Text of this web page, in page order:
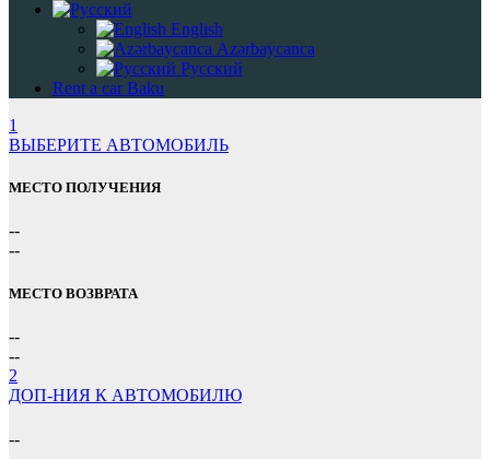
English
Azərbaycanca
Русский
Rent a car Baku
1
ВЫБЕРИТЕ АВТОМОБИЛЬ
МЕСТО ПОЛУЧЕНИЯ
--
--
МЕСТО ВОЗВРАТА
--
--
2
ДОП-НИЯ К АВТОМОБИЛЮ
--